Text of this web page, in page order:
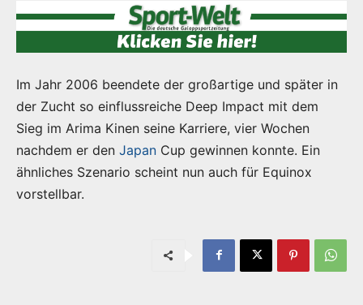
Im Jahr 2006 beendete der großartige und später in
der Zucht so einflussreiche Deep Impact mit dem
Sieg im Arima Kinen seine Karriere, vier Wochen
nachdem er den Japan Cup gewinnen konnte. Ein
ähnliches Szenario scheint nun auch für Equinox
vorstellbar.